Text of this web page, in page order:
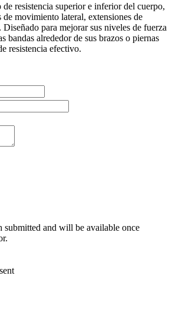
de resistencia superior e inferior del cuerpo,
de movimiento lateral, extensiones de
Diseñado para mejorar sus niveles de fuerza
bandas alrededor de sus brazos o piernas
resistencia efectivo.
submitted and will be available once